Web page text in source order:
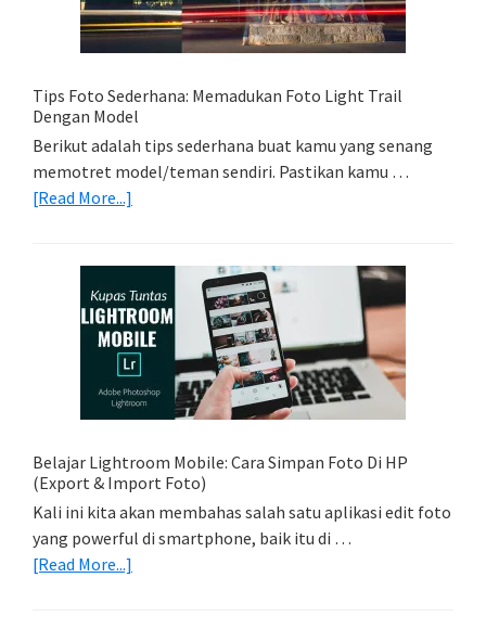
Kamera
Kamu
Tips Foto Sederhana: Memadukan Foto Light Trail
Dengan Model
Berikut adalah tips sederhana buat kamu yang senang
memotret model/teman sendiri. Pastikan kamu …
[Read More...]
Sederhana:
Memadukan
Foto
Light
Trail
Dengan
Belajar Lightroom Mobile: Cara Simpan Foto Di HP
(Export & Import Foto)
Kali ini kita akan membahas salah satu aplikasi edit foto
yang powerful di smartphone, baik itu di …
[Read More...]